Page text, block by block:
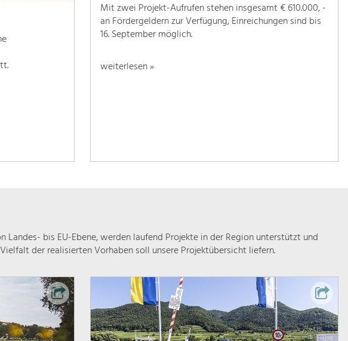
Mit zwei Projekt-Aufrufen stehen insgesamt € 610.000, -
an Fördergeldern zur Verfügung, Einreichungen sind bis
16. September möglich.
weiterlesen »
Landes- bis EU-Ebene, werden laufend Projekte in der Region unterstützt und
der realisierten Vorhaben soll unsere Projektübersicht liefern.